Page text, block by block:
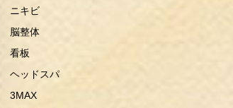
ニキビ
脳整体
看板
ヘッドスパ
3MAX